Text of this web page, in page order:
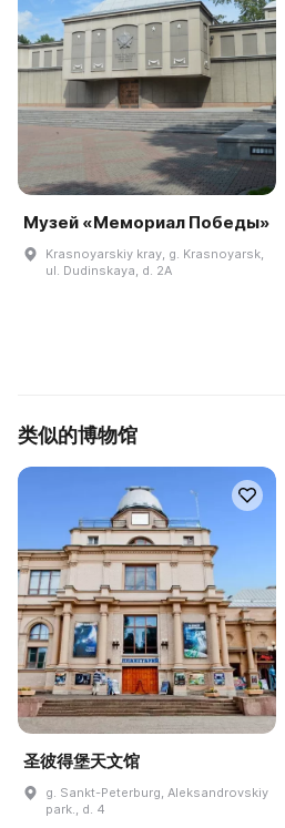
Музей «Мемориал Победы»
Krasnoyarskiy kray, g. Krasnoyarsk,
ul. Dudinskaya, d. 2A
类似的博物馆
圣彼得堡天文馆
g. Sankt-Peterburg, Aleksandrovskiy
park., d. 4